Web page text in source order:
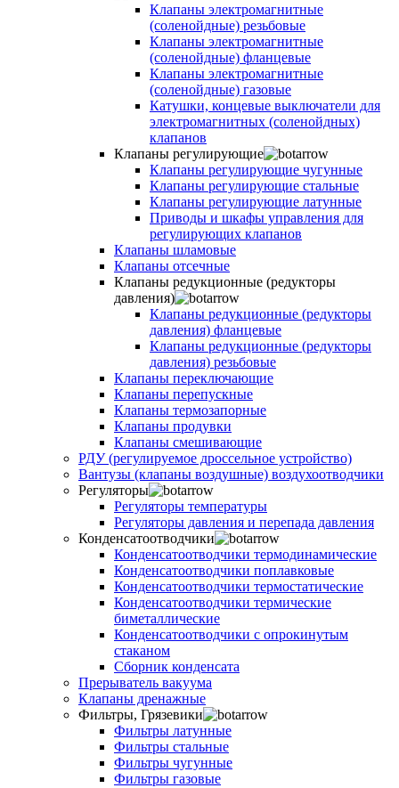
Клапаны электромагнитные
(соленойдные) резьбовые
Клапаны электромагнитные
(соленойдные) фланцевые
Клапаны электромагнитные
(соленойдные) газовые
Катушки, концевые выключатели для
электромагнитных (соленойдных)
клапанов
Клапаны регулирующие
Клапаны регулирующие чугунные
Клапаны регулирующие стальные
Клапаны регулирующие латунные
Приводы и шкафы управления для
регулирующих клапанов
Клапаны шламовые
Клапаны отсечные
Клапаны редукционные (редукторы
давления)
Клапаны редукционные (редукторы
давления) фланцевые
Клапаны редукционные (редукторы
давления) резьбовые
Клапаны переключающие
Клапаны перепускные
Клапаны термозапорные
Клапаны продувки
Клапаны смешивающие
РДУ (регулируемое дроссельное устройство)
Вантузы (клапаны воздушные) воздухоотводчики
Регуляторы
Регуляторы температуры
Регуляторы давления и перепада давления
Конденсатоотводчики
Конденсатоотводчики термодинамические
Конденсатоотводчики поплавковые
Конденсатоотводчики термостатические
Конденсатоотводчики термические
биметаллические
Конденсатоотводчики с опрокинутым
стаканом
Сборник конденсата
Прерыватель вакуума
Клапаны дренажные
Фильтры, Грязевики
Фильтры латунные
Фильтры стальные
Фильтры чугунные
Фильтры газовые